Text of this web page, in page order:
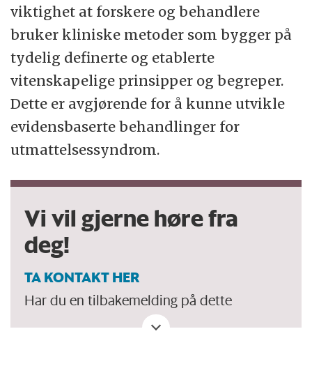
viktighet at forskere og behandlere
bruker kliniske metoder som bygger på
tydelig definerte og etablerte
vitenskapelige prinsipper og begreper.
Dette er avgjørende for å kunne utvikle
evidensbaserte behandlinger for
utmattelsessyndrom.
Vi vil gjerne høre fra
deg!
TA KONTAKT HER
Har du en tilbakemelding på dette
debattinnlegget. Eller spørsmål, ros eller